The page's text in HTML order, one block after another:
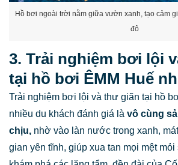
Hồ bơi ngoài trời nằm giữa vườn xanh, tạo cảm
đô
3. Trải nghiệm bơi lội
tại hồ bơi ÊMM Huế
Trải nghiệm bơi lội và thư giãn tại hồ
nhiều du khách đánh giá là vô cùng
chịu, nhờ vào làn nước trong xanh,
gian yên tĩnh, giúp xua tan mọi mệt mỏi